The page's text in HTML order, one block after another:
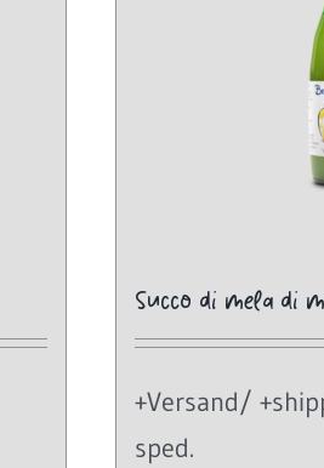
Succo di mela di
+Versand/
sped.